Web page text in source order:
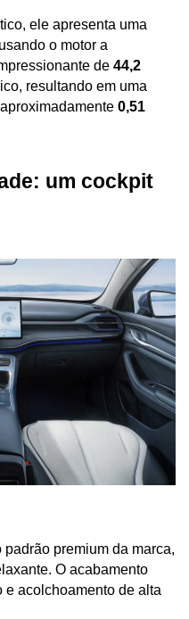
ele apresenta uma
o motor a
de 44,2
resultando em uma
0,51
um cockpit
premium da marca,
O acabamento
e acolchoamento de alta